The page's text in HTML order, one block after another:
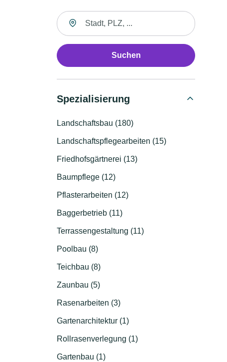
Suche nach Ort
Suchen
Spezialisierung
Landschaftsbau (180)
Landschaftspflegearbeiten (15)
Friedhofsgärtnerei (13)
Baumpflege (12)
Pflasterarbeiten (12)
Baggerbetrieb (11)
Terrassengestaltung (11)
Poolbau (8)
Teichbau (8)
Zaunbau (5)
Rasenarbeiten (3)
Gartenarchitektur (1)
Rollrasenverlegung (1)
Gartenbau (1)